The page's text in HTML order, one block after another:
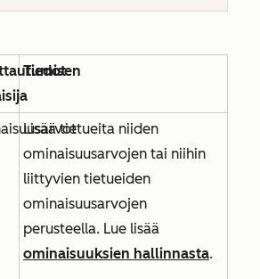
Tiedot
Lisää tietueita niiden
ominaisuusarvojen tai niihin
liittyvien tietueiden
ominaisuusarvojen
perusteella. Lue lisää
ominaisuuksien hallinnasta.